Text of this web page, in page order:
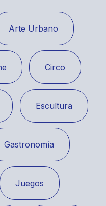
Arte Urbano
Circo
Escultura
Gastronomía
Juegos